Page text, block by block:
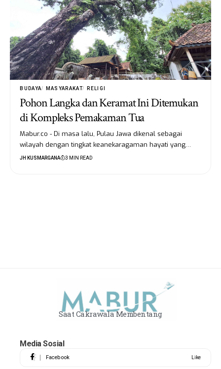
BUDAYA MASYARAKAT RELIGI
Pohon Langka dan Keramat Ini Ditemukan
di Kompleks Pemakaman Tua
Mabur.co - Di masa lalu, Pulau Jawa dikenal sebagai
wilayah dengan tingkat keanekaragaman hayati yang…
JH KUSMARGANA 3 MIN READ
Saat Cakrawala Membentang
Media Sosial
Facebook Like